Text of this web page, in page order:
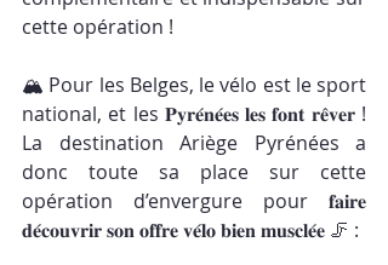
cette opération !
🏔️ Pour les Belges, le vélo est le sport
national, et les 𝐏𝐲𝐫𝐞́𝐧𝐞́𝐞𝐬 𝐥𝐞𝐬 𝐟𝐨𝐧𝐭 𝐫𝐞̂𝐯𝐞𝐫 !
La destination Ariège Pyrénées a
donc toute sa place sur cette
opération d’envergure pour 𝐟𝐚𝐢𝐫𝐞
𝐝𝐞́𝐜𝐨𝐮𝐯𝐫𝐢𝐫 𝐬𝐨𝐧 𝐨𝐟𝐟𝐫𝐞 𝐯𝐞́𝐥𝐨 𝐛𝐢𝐞𝐧 𝐦𝐮𝐬𝐜𝐥𝐞́𝐞 🦵 :